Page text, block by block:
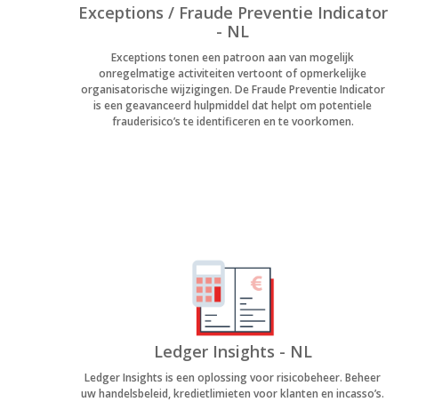
Exceptions / Fraude Preventie Indicator
- NL
Exceptions tonen een patroon aan van mogelijk
onregelmatige activiteiten vertoont of opmerkelijke
organisatorische wijzigingen. De Fraude Preventie Indicator
is een geavanceerd hulpmiddel dat helpt om potentiele
frauderisico’s te identificeren en te voorkomen.
Ledger Insights - NL
Ledger Insights is een oplossing voor risicobeheer. Beheer
uw handelsbeleid, kredietlimieten voor klanten en incasso’s.